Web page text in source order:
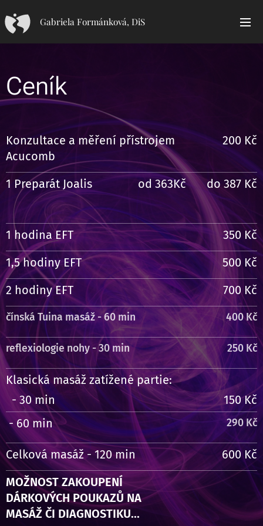
Gabriela Formánková, DiS
Ceník
Konzultace a měření přístrojem
Acucomb
200 Kč
1 Preparát Joalis od 363Kč do 387 Kč
1 hodina EFT
350 Kč
1,5 hodiny EFT
500 Kč
2 hodiny EFT
700 Kč
čínská Tuina masáž - 60 min 400 Kč
reflexiologie nohy - 30 min 250 Kč
Klasická masáž zatížené partie:
- 30 min
150 Kč
- 60 min
290 Kč
Celková masáž - 120 min
600 Kč
MOŽNOST ZAKOUPENÍ
DÁRKOVÝCH POUKAZŮ NA
MASÁŽ ČI DIAGNOSTIKU...